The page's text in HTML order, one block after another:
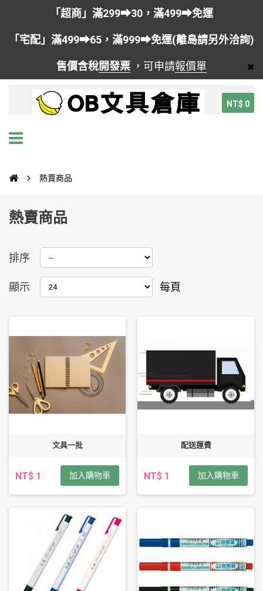
「超商」滿299➡30，滿499➡免運
「宅配」滿499➡65，滿999➡免運(離島請另外洽詢)
售價含稅開發票 ，可申請報價單
NT$ 0
熱賣商品
熱賣商品
排序
顯示 每頁
文具一批
NT$ 1 加入購物車
配送運費
NT$ 1 加入購物車